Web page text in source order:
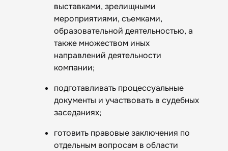
выставками, зрелищными
мероприятиями, съемками,
образовательной деятельностью, а
также множеством иных
направлений деятельности
компании;
подготавливать процессуальные
документы и участвовать в судебных
заседаниях;
готовить правовые заключения по
отдельным вопросам в области